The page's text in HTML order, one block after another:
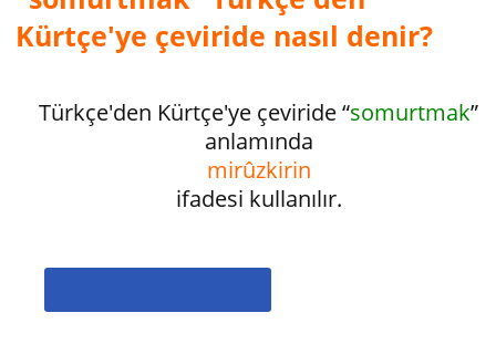
Kürtçe'ye çeviride nasıl denir?
Türkçe'den Kürtçe'ye çeviride “somurtmak”
anlamında
mirûzkirin
ifadesi kullanılır.